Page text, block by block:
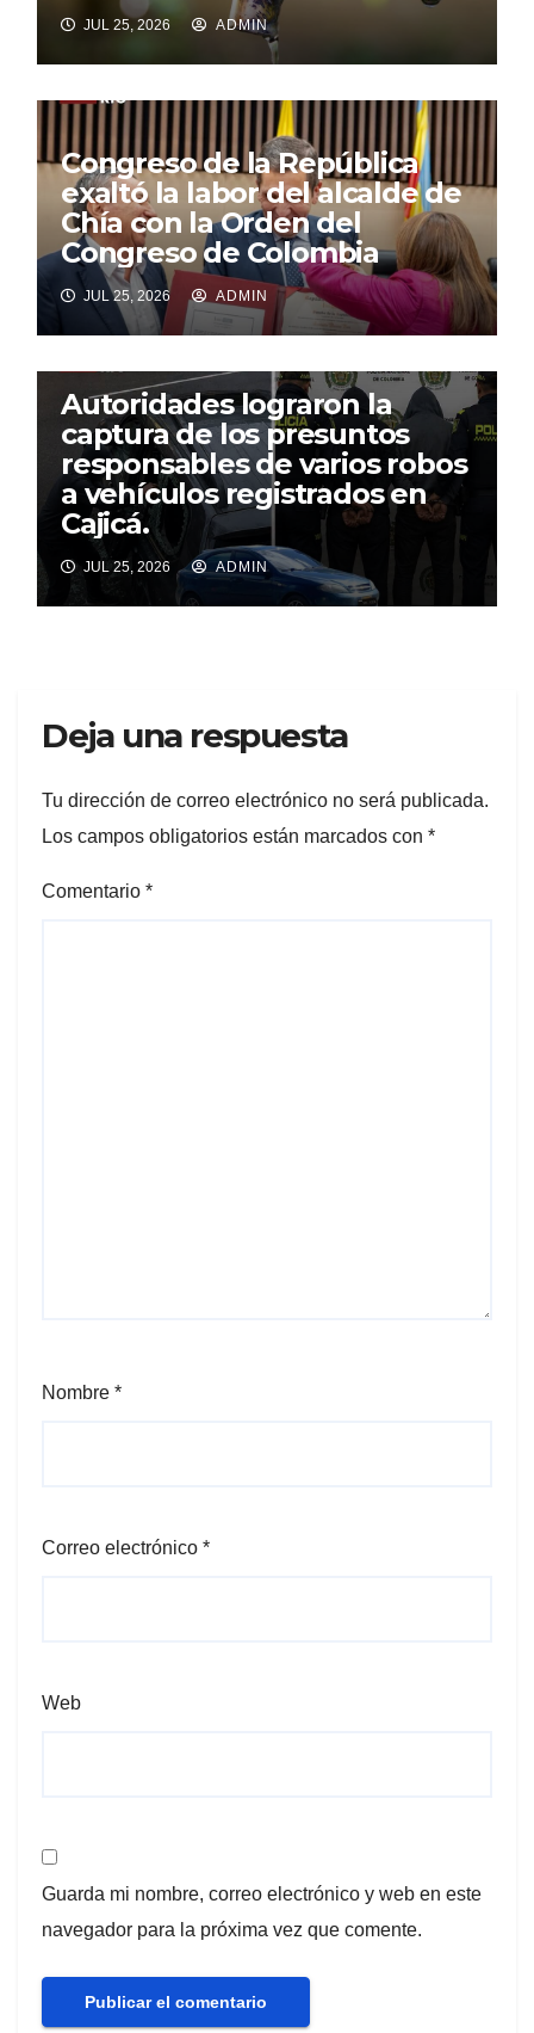
JUL 25, 2026 ADMIN
Congreso de la República
exaltó la labor del alcalde de
Chía con la Orden del
Congreso de Colombia
JUL 25, 2026 ADMIN
Autoridades lograron la
captura de los presuntos
responsables de varios robos
a vehículos registrados en
Cajicá.
JUL 25, 2026 ADMIN
Deja una respuesta
Tu dirección de correo electrónico no será publicada.
Los campos obligatorios están marcados con *
Comentario *
Nombre *
Correo electrónico *
Web
Guarda mi nombre, correo electrónico y web en este
navegador para la próxima vez que comente.